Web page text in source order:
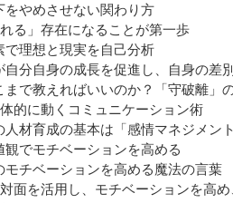
やめさせない関わり方
れる」存在になることが第一歩
理想と現実を自己分析
分自身の成長を促進し、自身の差
で教えればいいのか？「守破離」
体的に動くコミュニケーション術
育成の基本は「感情マネジメント
でモチベーションを高める
チベーションを高める魔法の言葉
対面を活用し、モチベーションを高